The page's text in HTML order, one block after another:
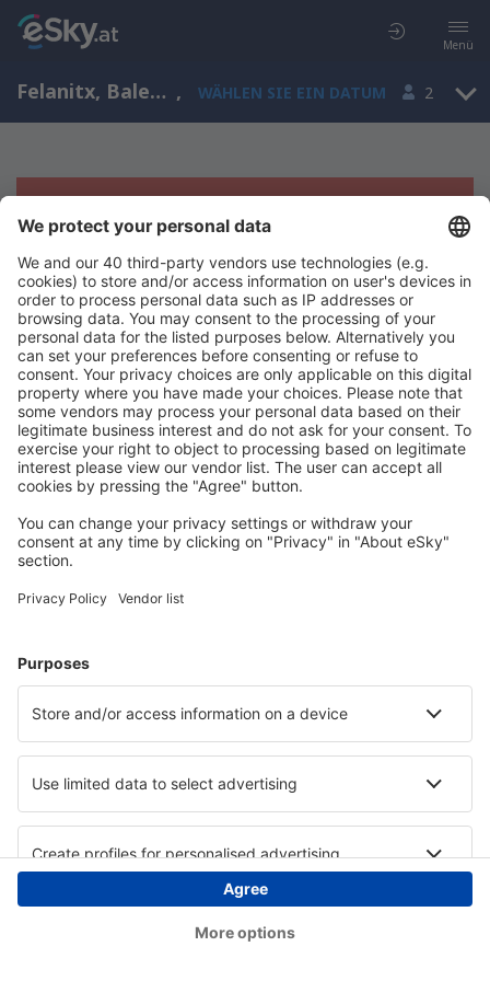
Menü
Felanitx, Balearen, Spanien , WÄHLEN SIE EIN DATUM 2
Es tut uns leid, wir können keine
Ergebnisse aufzeigen
Bitte starten Sie Ihre Suche erneut mit anderen Suchkriterien.
Copyright © eSky.at. Alle Rechte vorbehalten.